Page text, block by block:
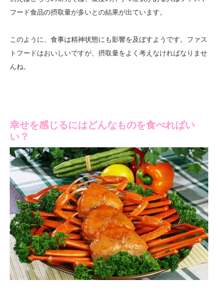
フード食品の摂取量が多いとの結果が出ています。
このように、食事は精神状態にも影響を及ぼすようです。ファス
トフードはおいしいですが、摂取量をよく考えなければなりませ
んね。
幸せを感じるにはどんなものを食べればい
い？